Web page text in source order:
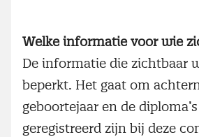
Welke informatie voor wie
De informatie die zichtbaar
beperkt. Het gaat om
geboortejaar en de
geregistreerd zijn bij deze